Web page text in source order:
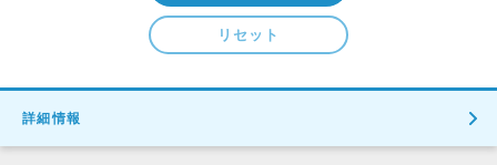
リセット
詳細情報